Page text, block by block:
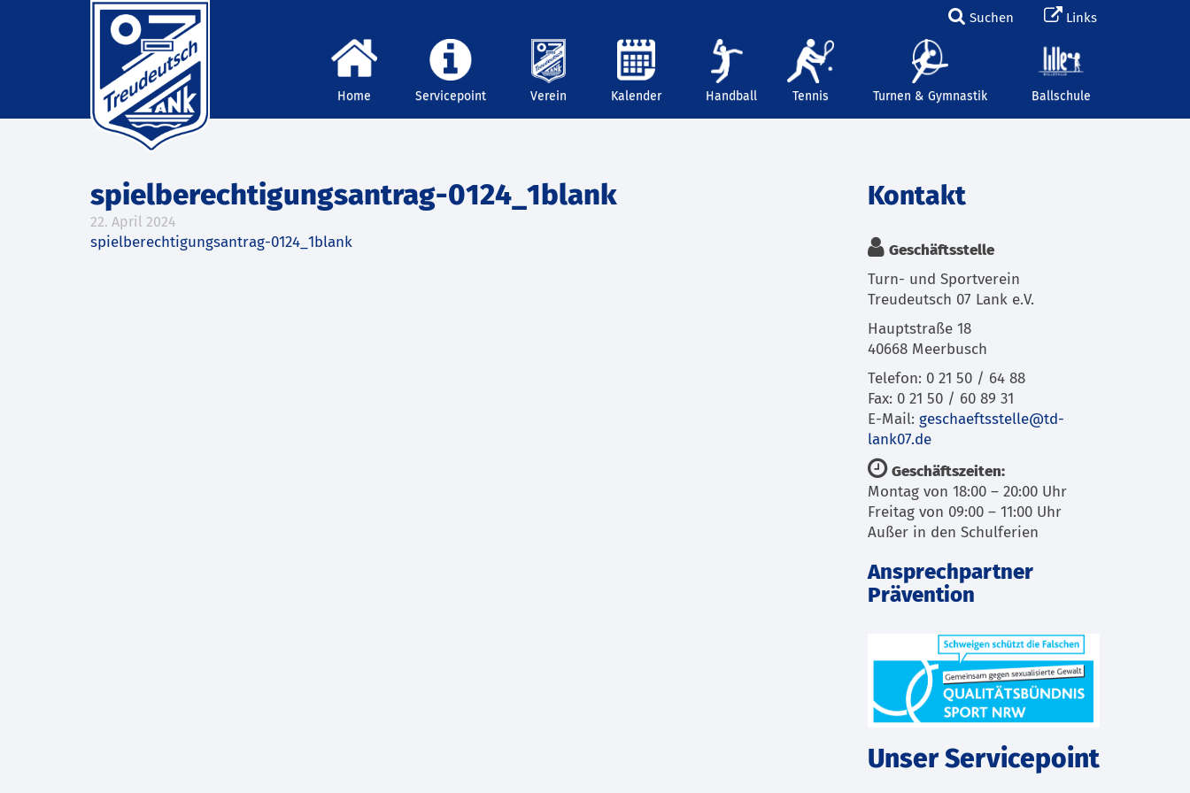
Suchen Links
Home Servicepoint Verein Kalender Handball Tennis Turnen & Gymnastik Ballschule
spielberechtigungsantrag-0124_1blank
22. April 2024
spielberechtigungsantrag-0124_1blank
Kontakt
Geschäftsstelle
Turn- und Sportverein
Treudeutsch 07 Lank e.V.
Hauptstraße 18
40668 Meerbusch
Telefon: 0 21 50 / 64 88
Fax: 0 21 50 / 60 89 31
E-Mail: geschaeftsstelle@td-
lank07.de
Geschäftszeiten:
Montag von 18:00 – 20:00 Uhr
Freitag von 09:00 – 11:00 Uhr
Außer in den Schulferien
Ansprechpartner
Prävention
Unser Servicepoint